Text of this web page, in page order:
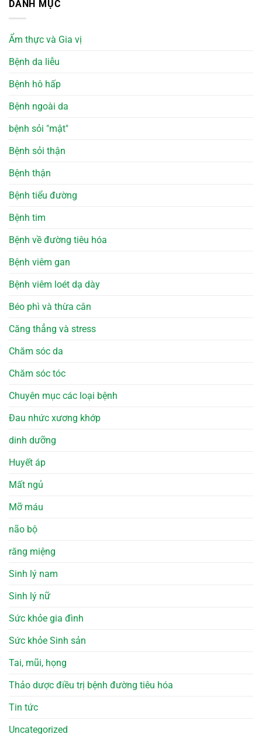
DANH MỤC
Ẩm thực và Gia vị
Bệnh da liễu
Bệnh hô hấp
Bệnh ngoài da
bệnh sỏi "mật"
Bệnh sỏi thận
Bệnh thận
Bệnh tiểu đường
Bệnh tim
Bệnh về đường tiêu hóa
Bệnh viêm gan
Bệnh viêm loét dạ dày
Béo phì và thừa cân
Căng thẳng và stress
Chăm sóc da
Chăm sóc tóc
Chuyên mục các loại bệnh
Đau nhức xương khớp
dinh dưỡng
Huyết áp
Mất ngủ
Mỡ máu
não bộ
răng miệng
Sinh lý nam
Sinh lý nữ
Sức khỏe gia đình
Sức khỏe Sinh sản
Tai, mũi, họng
Thảo dược điều trị bệnh đường tiêu hóa
Tin tức
Uncategorized